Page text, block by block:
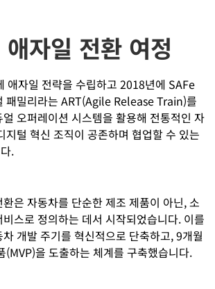
자일 전환 여정
애자일 전략을 수립하고 2018년에 SAFe
패밀리라는 ART(Agile Release Train)를
오퍼레이션 시스템을 활용해 전통적인 자
지털 혁신 조직이 공존하며 협업할 수 있는
.
은 자동차를 단순한 제조 제품이 아닌, 소
스로 정의하는 데서 시작되었습니다. 이를
개발 주기를 혁신적으로 단축하고, 9개월
(MVP)을 도출하는 체계를 구축했습니다.